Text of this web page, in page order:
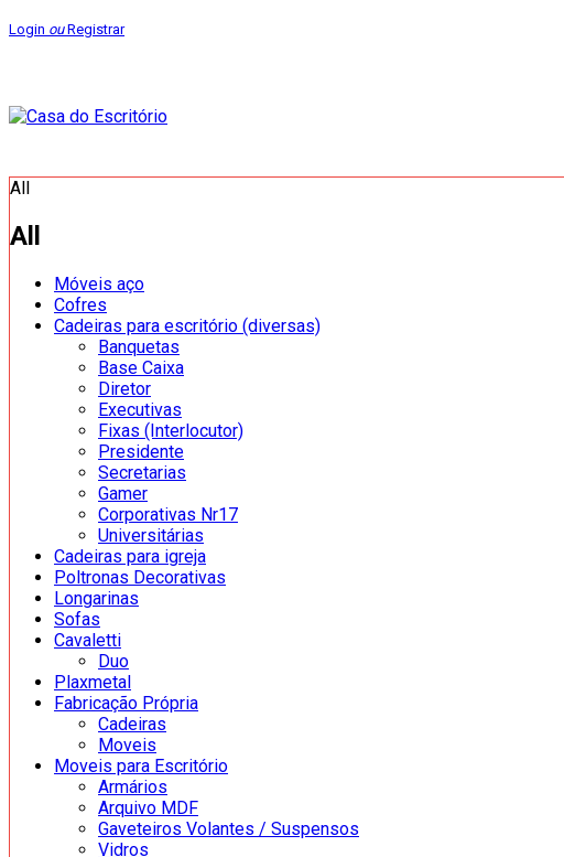
Login ouRegistrar
All
All
Móveis aço
Cofres
Cadeiras para escritório (diversas)
Banquetas
Base Caixa
Diretor
Executivas
Fixas (Interlocutor)
Presidente
Secretarias
Gamer
Corporativas Nr17
Universitárias
Cadeiras para igreja
Poltronas Decorativas
Longarinas
Sofas
Cavaletti
Duo
Plaxmetal
Fabricação Própria
Cadeiras
Moveis
Moveis para Escritório
Armários
Arquivo MDF
Gaveteiros Volantes / Suspensos
Vidros